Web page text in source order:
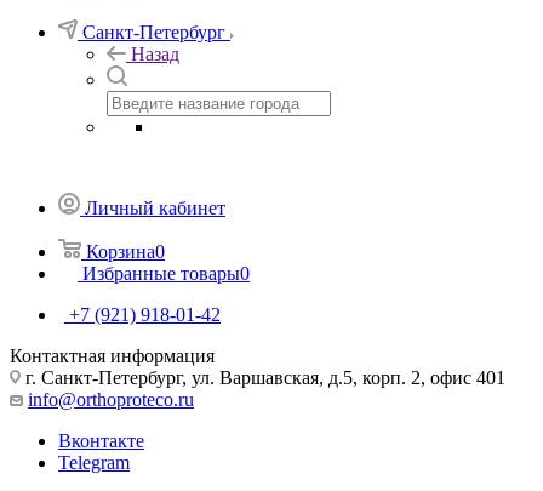
Санкт-Петербург
Назад
Личный кабинет
Корзина0
Избранные товары0
+7 (921) 918-01-42
Контактная информация
г. Санкт-Петербург, ул. Варшавская, д.5, корп. 2, офис 401
info@orthoproteco.ru
Вконтакте
Telegram